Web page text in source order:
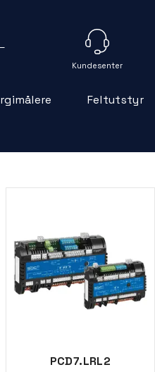
Feltutstyr
PCD7.LRL2